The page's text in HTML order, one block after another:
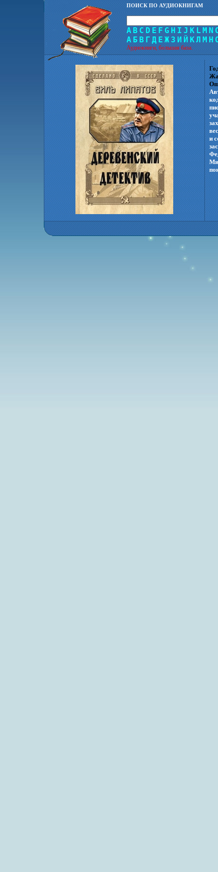
ПОИСК ПО АУДИОКНИГАМ
A B C D E F G H I J K L M N
А Б В Г Д Е Ж З И Й КЛ М Н
Аудиокниги, большая база.
и